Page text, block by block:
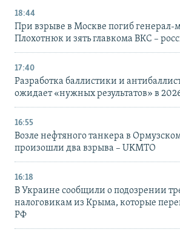
18:44
При взрыве в Москве погиб
Плохотнюк и зять главкома ВКС –
17:40
Разработка баллистики и
ожидает «нужных результатов» в
16:55
Возле нефтяного танкера в
произошли два взрыва – UKMTO
16:18
В Украине сообщили о подозрении
налоговикам из Крыма, которые
РФ